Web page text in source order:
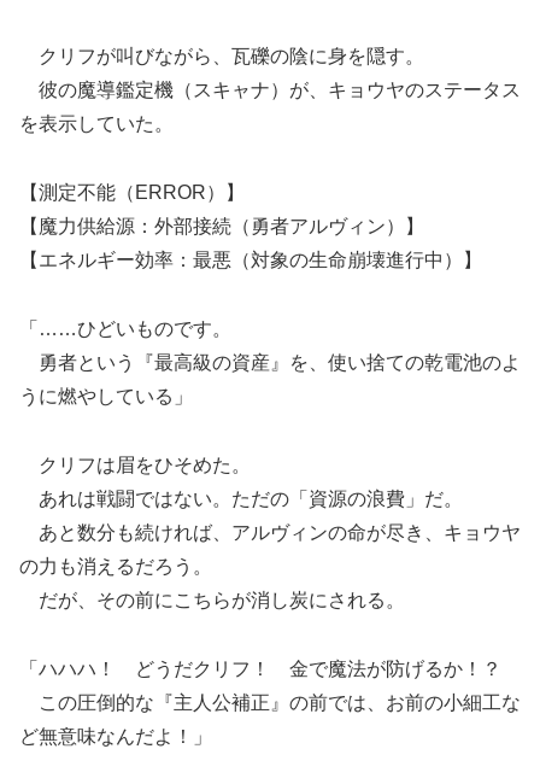
クリフが叫びながら、瓦礫の陰に身を隠す。
彼の魔導鑑定機（スキャナ）が、キョウヤのステータス
を表示していた。
【測定不能（ERROR）】
【魔力供給源：外部接続（勇者アルヴィン）】
【エネルギー効率：最悪（対象の生命崩壊進行中）】
「……ひどいものです。
勇者という『最高級の資産』を、使い捨ての乾電池のよ
うに燃やしている」
クリフは眉をひそめた。
あれは戦闘ではない。ただの「資源の浪費」だ。
あと数分も続ければ、アルヴィンの命が尽き、キョウヤ
の力も消えるだろう。
だが、その前にこちらが消し炭にされる。
「ハハハ！ どうだクリフ！ 金で魔法が防げるか！？
この圧倒的な『主人公補正』の前では、お前の小細工な
ど無意味なんだよ！」